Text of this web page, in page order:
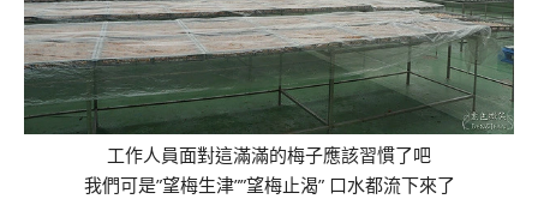
工作人員面對這滿滿的梅子應該習慣了吧
我們可是”望梅生津””望梅止渴” 口水都流下來了